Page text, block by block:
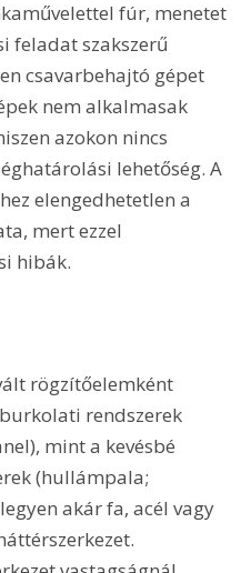
fúr, menetet
feladat szakszerű
csavarbehajtó gépet
nem alkalmasak
azokon nincs
lehetőség. A
elengedhetetlen a
mert ezzel
hibák.
rögzítőelemként
rendszerek
mint a kevésbé
(hullámpala;
akár fa, acél vagy